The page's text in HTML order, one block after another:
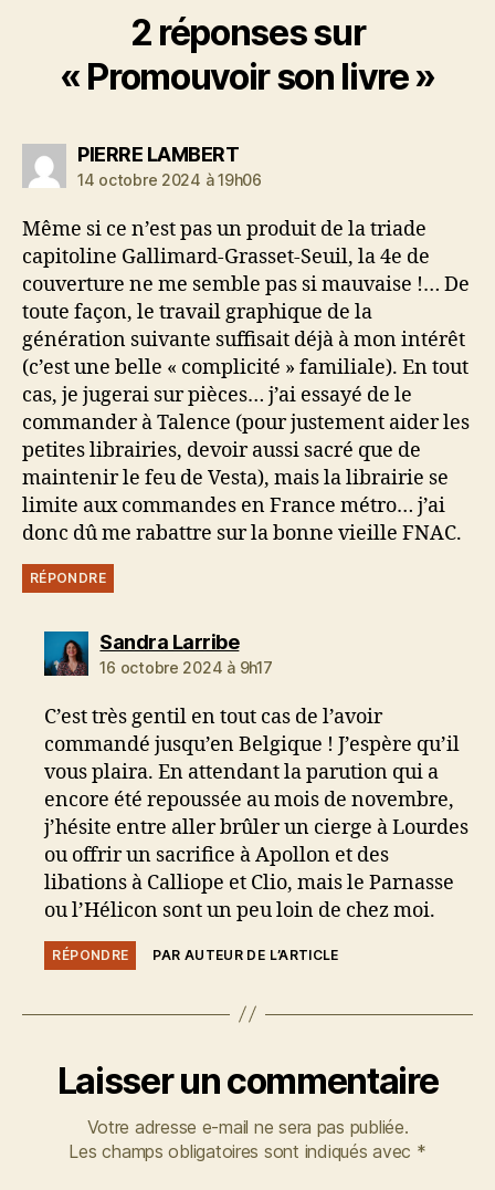
2 réponses sur
« Promouvoir son livre »
PIERRE LAMBERTdit :
14 octobre 2024 à 19h06
Même si ce n’est pas un produit de la triade
capitoline Gallimard-Grasset-Seuil, la 4e de
couverture ne me semble pas si mauvaise !… De
toute façon, le travail graphique de la
génération suivante suffisait déjà à mon intérêt
(c’est une belle « complicité » familiale). En tout
cas, je jugerai sur pièces… j’ai essayé de le
commander à Talence (pour justement aider les
petites librairies, devoir aussi sacré que de
maintenir le feu de Vesta), mais la librairie se
limite aux commandes en France métro… j’ai
donc dû me rabattre sur la bonne vieille FNAC.
RÉPONDRE
Sandra Larribedit :
16 octobre 2024 à 9h17
C’est très gentil en tout cas de l’avoir
commandé jusqu’en Belgique ! J’espère qu’il
vous plaira. En attendant la parution qui a
encore été repoussée au mois de novembre,
j’hésite entre aller brûler un cierge à Lourdes
ou offrir un sacrifice à Apollon et des
libations à Calliope et Clio, mais le Parnasse
ou l’Hélicon sont un peu loin de chez moi.
RÉPONDRE PAR AUTEUR DE L’ARTICLE
Laisser un commentaire
Votre adresse e-mail ne sera pas publiée.
Les champs obligatoires sont indiqués avec *